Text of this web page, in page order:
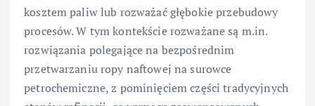
kosztem paliw lub rozważać głębokie przebudowy
procesów. W tym kontekście rozważane są m.in.
rozwiązania polegające na bezpośrednim
przetwarzaniu ropy naftowej na surowce
petrochemiczne, z pominięciem części tradycyjnych